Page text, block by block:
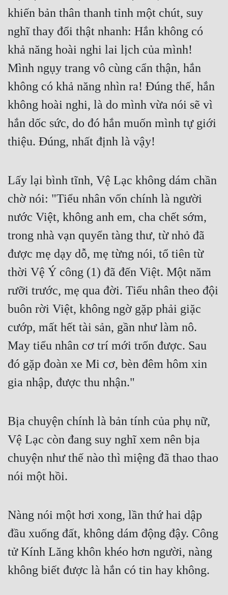
khiến bản thân thanh tỉnh một chút, suy
nghĩ thay đổi thật nhanh: Hắn không có
khả năng hoài nghi lai lịch của mình!
Mình ngụy trang vô cùng cẩn thận, hắn
không có khả năng nhìn ra! Đúng thế, hắn
không hoài nghi, là do mình vừa nói sẽ vì
hắn dốc sức, do đó hắn muốn mình tự giới
thiệu. Đúng, nhất định là vậy!
Lấy lại bình tĩnh, Vệ Lạc không dám chần
chờ nói: "Tiểu nhân vốn chính là người
nước Việt, không anh em, cha chết sớm,
trong nhà vạn quyển tàng thư, từ nhỏ đã
được mẹ dạy dỗ, mẹ từng nói, tổ tiên từ
thời Vệ Ý công (1) đã đến Việt. Một năm
rưỡi trước, mẹ qua đời. Tiểu nhân theo đội
buôn rời Việt, không ngờ gặp phải giặc
cướp, mất hết tài sản, gần như làm nô.
May tiểu nhân cơ trí mới trốn được. Sau
đó gặp đoàn xe Mi cơ, bèn đêm hôm xin
gia nhập, được thu nhận."
Bịa chuyện chính là bản tính của phụ nữ,
Vệ Lạc còn đang suy nghĩ xem nên bịa
chuyện như thế nào thì miệng đã thao thao
nói một hồi.
Nàng nói một hơi xong, lần thứ hai dập
đầu xuống đất, không dám động đậy. Công
tử Kính Lăng khôn khéo hơn người, nàng
không biết được là hắn có tin hay không.